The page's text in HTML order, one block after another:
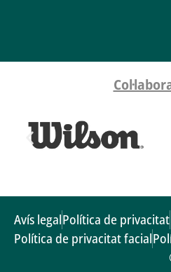
Avís legalPolítica de privacitat
Política de privacitat facial